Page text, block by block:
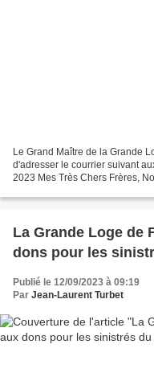
Le Grand Maître de la Grande
d'adresser le courrier suivant
2023 Mes Très Chers Frères,
La Grande Loge de
dons pour les
Publié le 12/09/2023 à 09:19
Par Jean-Laurent Turbet